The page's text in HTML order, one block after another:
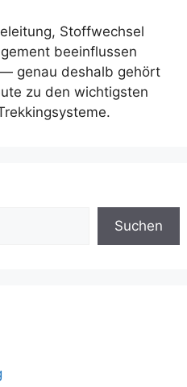
Stoffwechsel
beeinflussen
genau deshalb gehört
zu den wichtigsten
Suchen